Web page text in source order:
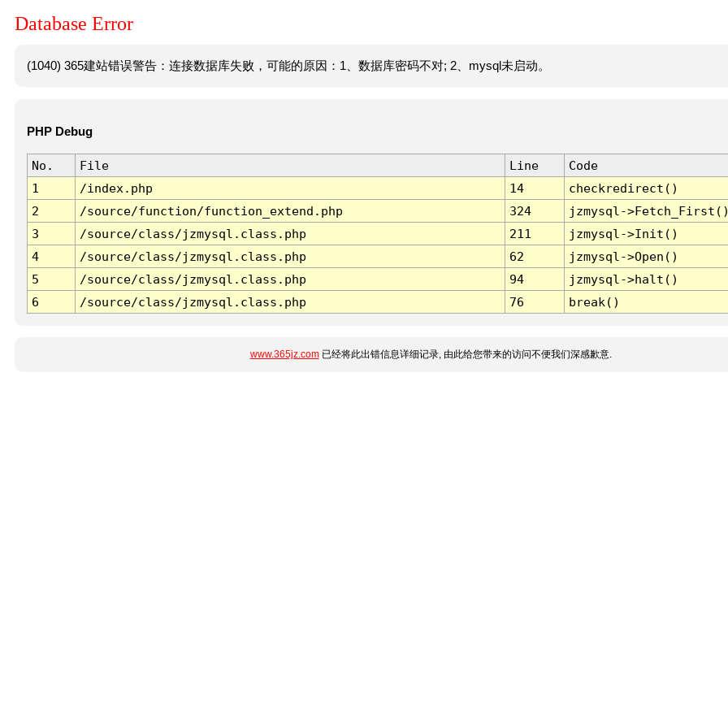
Database Error
(1040) 365建站错误警告：连接数据库失败，可能的原因：1、数据库密码不对; 2、mysql未启动。
PHP Debug
No. File Line
Code
1
/index.php 14
checkredirect()
2
/source/function/function_extend.php 324
jzmysql-
3
/source/class/jzmysql.class.php 211
jzmysql->Init()
4
/source/class/jzmysql.class.php 62
jzmysql->Open()
5
/source/class/jzmysql.class.php 94
jzmysql->halt()
6
/source/class/jzmysql.class.php 76 break()
www.365jz.com已经将此出错信息详细记录, 由此给您带来的访问不便我们深感歉意.